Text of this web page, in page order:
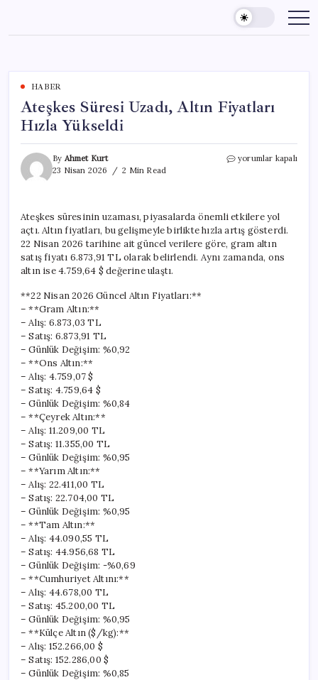
content
HABER
Ateşkes Süresi Uzadı, Altın Fiyatları
Hızla Yükseldi
By Ahmet Kurt
23 Nisan 2026
2 Min Read
Ateşkes
Hızla
Yükseldi
için
yorumlar kapalı
Ateşkes süresinin uzaması, piyasalarda önemli etkilere yol
açtı. Altın fiyatları, bu gelişmeyle birlikte hızla artış gösterdi.
22 Nisan 2026 tarihine ait güncel verilere göre, gram altın
satış fiyatı 6.873,91 TL olarak belirlendi. Aynı zamanda, ons
altın ise 4.759,64 $ değerine ulaştı.
**22 Nisan 2026 Güncel Altın Fiyatları:**
– **Gram Altın:**
– Alış: 6.873,03 TL
– Satış: 6.873,91 TL
– Günlük Değişim: %0,92
– **Ons Altın:**
– Alış: 4.759,07 $
– Satış: 4.759,64 $
– Günlük Değişim: %0,84
– **Çeyrek Altın:**
– Alış: 11.209,00 TL
– Satış: 11.355,00 TL
– Günlük Değişim: %0,95
– **Yarım Altın:**
– Alış: 22.411,00 TL
– Satış: 22.704,00 TL
– Günlük Değişim: %0,95
– **Tam Altın:**
– Alış: 44.090,55 TL
– Satış: 44.956,68 TL
– Günlük Değişim: -%0,69
– **Cumhuriyet Altını:**
– Alış: 44.678,00 TL
– Satış: 45.200,00 TL
– Günlük Değişim: %0,95
– **Külçe Altın ($/kg):**
– Alış: 152.266,00 $
– Satış: 152.286,00 $
– Günlük Değişim: %0,85